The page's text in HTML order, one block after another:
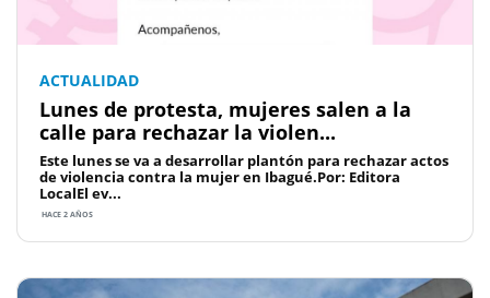
ACTUALIDAD
Lunes de protesta, mujeres salen a la
calle para rechazar la violen...
Este lunes se va a desarrollar plantón para rechazar actos
de violencia contra la mujer en Ibagué.Por: Editora
LocalEl ev...
HACE 2 AÑOS